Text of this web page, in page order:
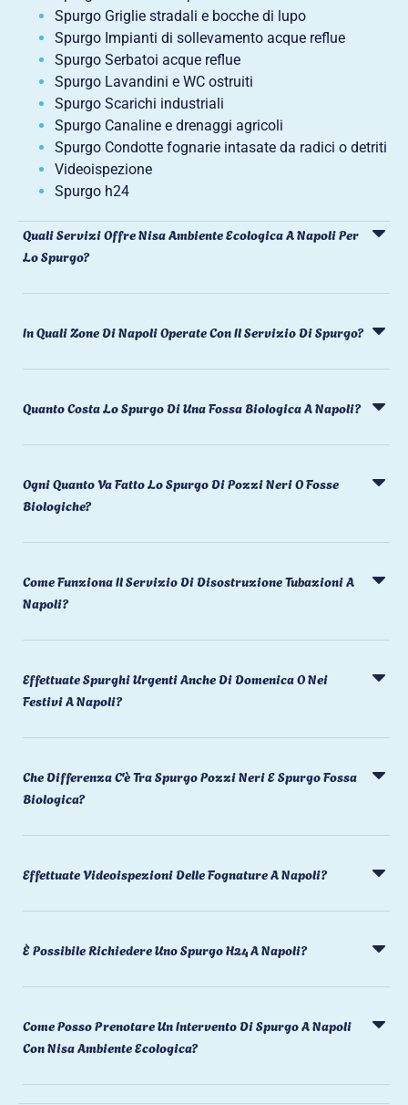
Spurgo Griglie stradali e bocche di lupo
Spurgo Impianti di sollevamento acque reflue
Spurgo Serbatoi acque reflue
Spurgo Lavandini e WC ostruiti
Spurgo Scarichi industriali
Spurgo Canaline e drenaggi agricoli
Spurgo Condotte fognarie intasate da radici o detriti
Videoispezione
Spurgo h24
Quali Servizi Offre Nisa Ambiente Ecologica A Napoli Per
Lo Spurgo?
In Quali Zone Di Napoli Operate Con Il Servizio Di Spurgo?
Quanto Costa Lo Spurgo Di Una Fossa Biologica A Napoli?
Ogni Quanto Va Fatto Lo Spurgo Di Pozzi Neri O Fosse
Biologiche?
Come Funziona Il Servizio Di Disostruzione Tubazioni A
Napoli?
Effettuate Spurghi Urgenti Anche Di Domenica O Nei
Festivi A Napoli?
Che Differenza C'è Tra Spurgo Pozzi Neri E Spurgo Fossa
Biologica?
Effettuate Videoispezioni Delle Fognature A Napoli?
È Possibile Richiedere Uno Spurgo H24 A Napoli?
Come Posso Prenotare Un Intervento Di Spurgo A Napoli
Con Nisa Ambiente Ecologica?